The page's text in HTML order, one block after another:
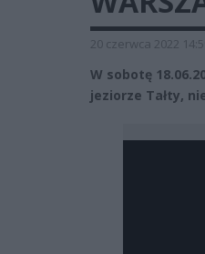
20 czerwca 2022 14:59
W sobotę
jeziorze Tałty,